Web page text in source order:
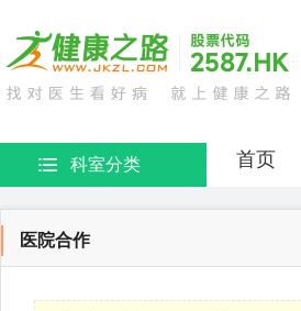
科室分类 首页
医院合作